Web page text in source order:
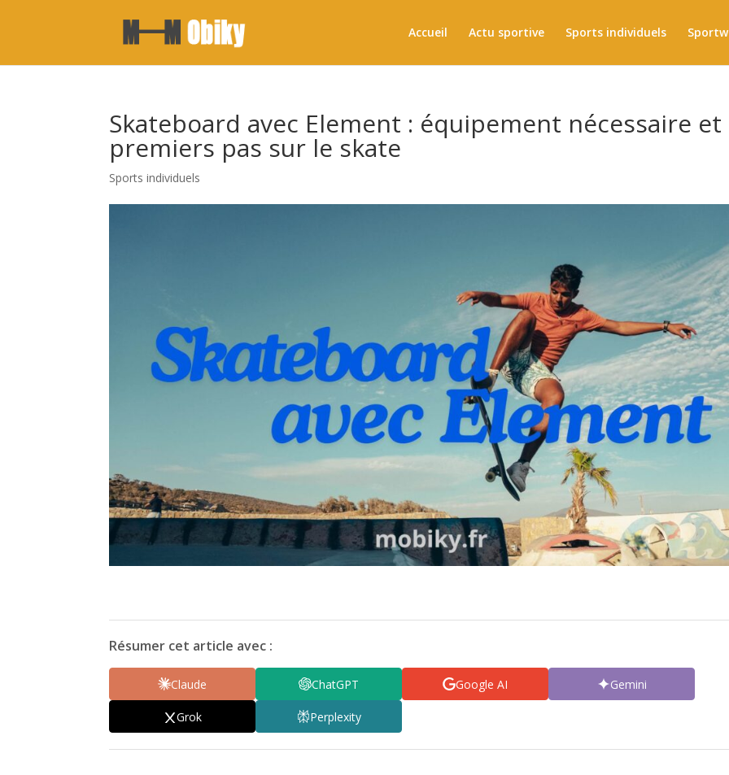
Accueil Actu sportive Sports individuels
Skateboard avec Element : équipement nécessaire et
premiers pas sur le skate
Sports individuels
Résumer cet article avec :
Claude ChatGPT Google AI Gemini
Grok Perplexity